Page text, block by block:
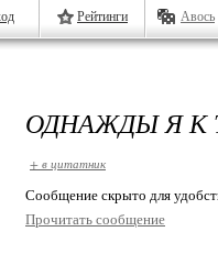
Рейтинги Авось
ОДНАЖДЫ Я К
+ в цитатник
Cообщение скрыто для
Прочитать сообщение